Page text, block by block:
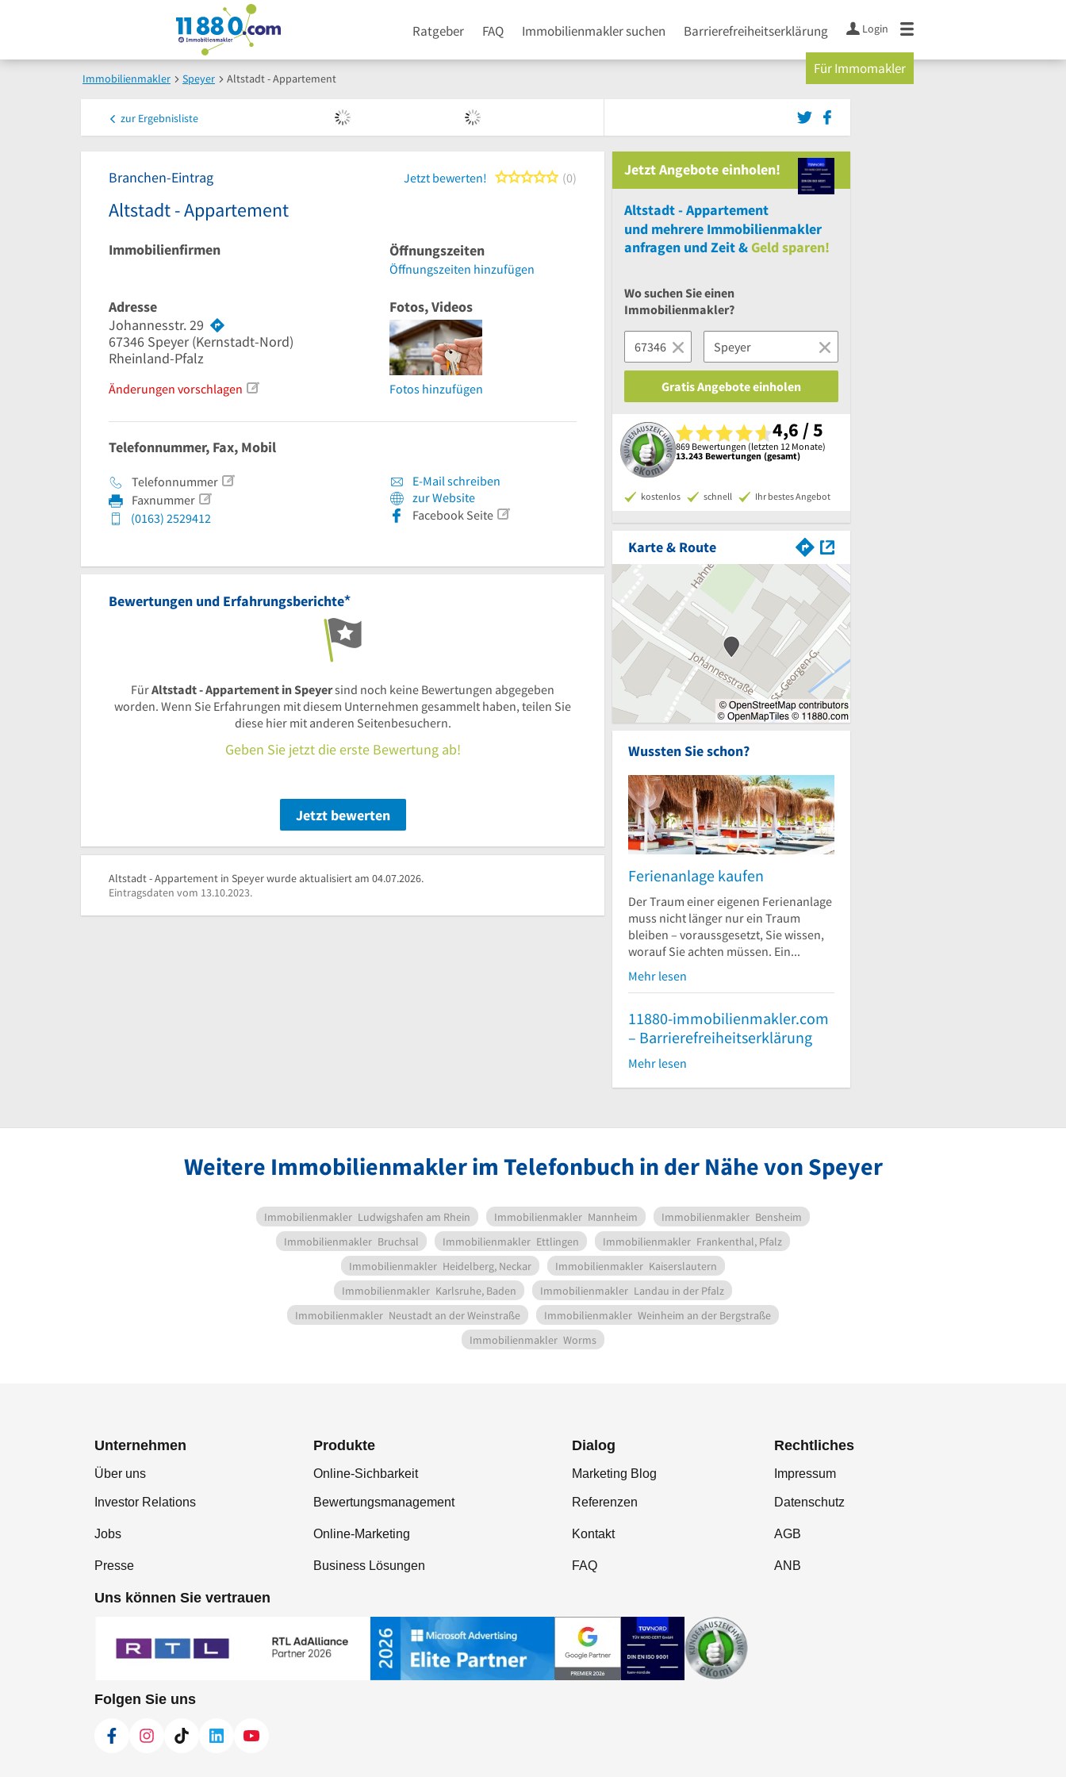
Ratgeber FAQ Immobilienmakler suchen Barrierefreiheitserklärung Login
Für Immomakler
Immobilienmakler Speyer Altstadt - Appartement
zur Ergebnisliste
Branchen-Eintrag Jetzt bewerten! 0 von 5 Sternen
0
Altstadt - Appartement
Immobilienfirmen Öffnungszeiten
Öffnungszeiten hinzufügen
Adresse
Johannesstr. 29
67346 Speyer(Kernstadt-Nord)
Rheinland-Pfalz
Änderungen vorschlagen
Fotos, Videos
Fotos hinzufügen
Telefonnummer, Fax, Mobil
Telefonnummer
Faxnummer
(0163) 2529412
E-Mail schreiben
zur Website
Facebook Seite
Bewertungen und Erfahrungsberichte*
FürAltstadt - Appartement in Speyersind noch keine Bewertungen abgegeben
worden. Wenn Sie Erfahrungen mit diesem Unternehmen gesammelt haben, teilen Sie
diese hier mit anderen Seitenbesuchern.
Geben Sie jetzt die erste Bewertung ab!
Jetzt bewerten
Altstadt - Appartement in Speyer wurde aktualisiert am 04.07.2026.
Eintragsdaten vom 13.10.2023.
Jetzt Angebote einholen!
Altstadt - Appartement
und mehrere Immobilienmakler
anfragen und Zeit &Geld sparen!
Wo suchen Sie einen
Immobilienmakler?
Gratis Angebote einholen
4,6 / 5
869 Bewertungen (letzten 12 Monate)
13.243 Bewertungen (gesamt)
kostenlos schnell Ihr bestes Angebot
Karte & Route
Wussten Sie schon?
Ferienanlage kaufen
Der Traum einer eigenen Ferienanlage
muss nicht länger nur ein Traum
bleiben – voraussgesetzt, Sie wissen,
worauf Sie achten müssen. Ein...
Mehr lesen
11880-immobilienmakler.com
– Barrierefreiheitserklärung
Mehr lesen
Weitere Immobilienmakler im Telefonbuch in der Nähe von Speyer
Immobilienmakler Ludwigshafen am Rhein Immobilienmakler Mannheim Immobilienmakler Bensheim
Immobilienmakler Bruchsal Immobilienmakler Ettlingen Immobilienmakler Frankenthal, Pfalz
Immobilienmakler Heidelberg, Neckar Immobilienmakler Kaiserslautern
Immobilienmakler Karlsruhe, Baden Immobilienmakler Landau in der Pfalz
Immobilienmakler Neustadt an der Weinstraße Immobilienmakler Weinheim an der Bergstraße
Immobilienmakler Worms
Unternehmen
Über uns
Investor Relations
Jobs
Presse
Produkte
Online-Sichbarkeit
Bewertungsmanagement
Online-Marketing
Business Lösungen
Dialog
Marketing Blog
Referenzen
Kontakt
FAQ
Rechtliches
Impressum
Datenschutz
AGB
ANB
Uns können Sie vertrauen
Folgen Sie uns